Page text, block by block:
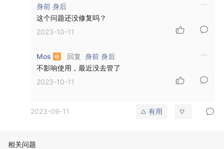
身前 身后
这个问题还没修复吗？
2023-10-11
Mos 回复 身前 身后
不影响使用，最近没去管了
2023-10-11
2023-09-11 有用
相关问题